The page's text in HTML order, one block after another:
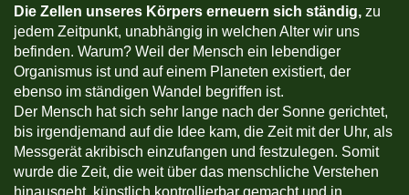
Die Zellen unseres Körpers erneuern sich ständig, zu
jedem Zeitpunkt, unabhängig in welchen Alter wir uns
befinden. Warum? Weil der Mensch ein lebendiger
Organismus ist und auf einem Planeten existiert, der
ebenso im ständigen Wandel begriffen ist.
Der Mensch hat sich sehr lange nach der Sonne gerichtet,
bis irgendjemand auf die Idee kam, die Zeit mit der Uhr, als
Messgerät akribisch einzufangen und festzulegen. Somit
wurde die Zeit, die weit über das menschliche Verstehen
hinausgeht, künstlich kontrollierbar gemacht und in